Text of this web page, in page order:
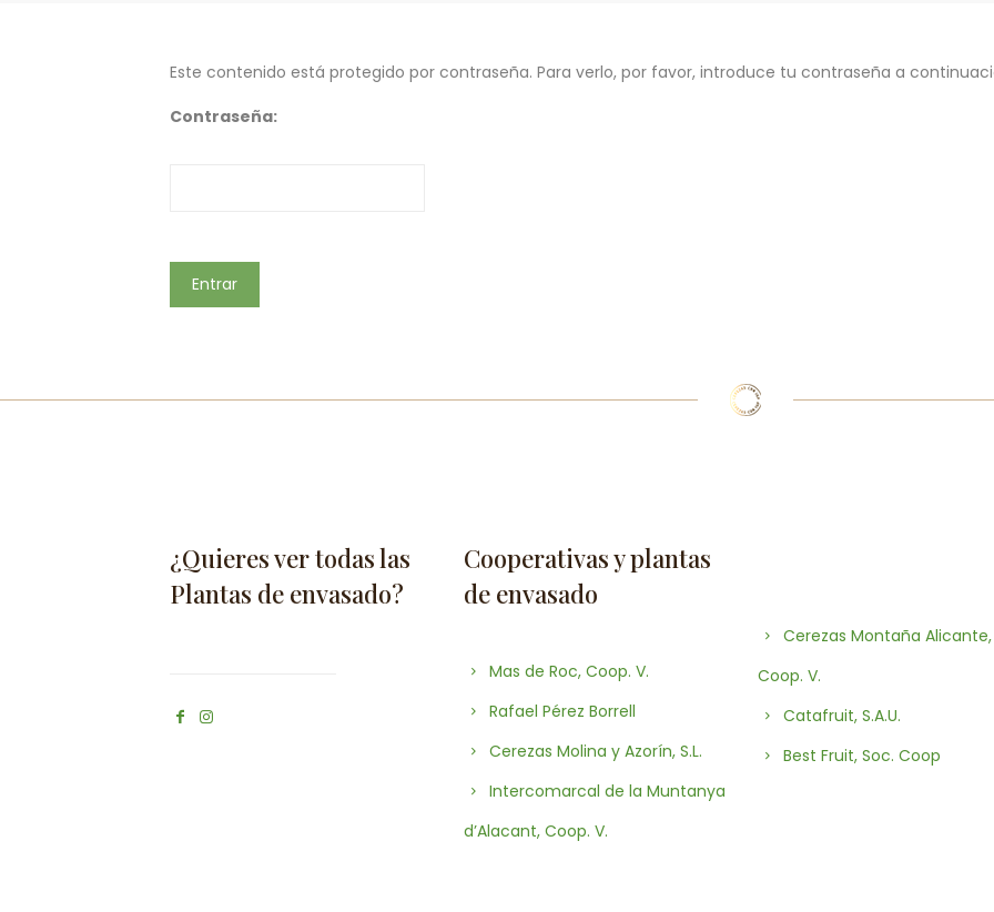
Este contenido está protegido por contraseña. Para verlo, por favor, introduce tu contraseña a
Contraseña:
¿Quieres ver todas las
Plantas de envasado?
Cooperativas y plantas
de envasado
Mas de Roc, Coop. V.
Rafael Pérez Borrell
Cerezas Molina y Azorín, S.L.
Intercomarcal de la Muntanya
d’Alacant, Coop. V.
Cerezas Montaña Alicante,
Coop. V.
Catafruit, S.A.U.
Best Fruit, Soc. Coop